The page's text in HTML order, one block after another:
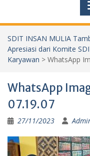
SDIT INSAN MULIA
Apresiasi dari Komite
Karyawan > WhatsApp
WhatsApp
07.19.07
27/11/2023